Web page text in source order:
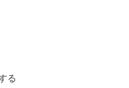
る